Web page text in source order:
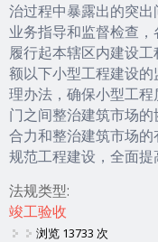
治过程中暴露出的突
业务指导和监督检查
履行起本辖区内建设
额以下小型工程建设
理办法，确保小型工
门之间整治建筑市场
合力和整治建筑市场
规范工程建设，全面提
法规类型:
竣工验收
浏览 13733 次